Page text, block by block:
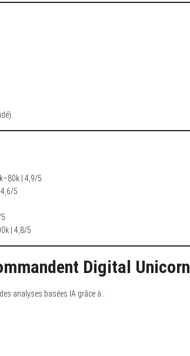
| 4,9/5
5
| 4,8/5
Digital Unicorn
analyses basées IA grâce à :